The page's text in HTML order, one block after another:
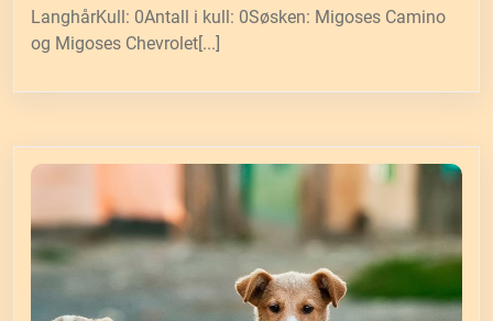
LanghårKull: 0Antall i kull: 0Søsken: Migoses Camino
og Migoses Chevrolet[...]